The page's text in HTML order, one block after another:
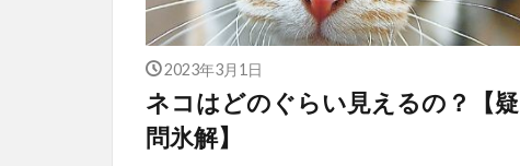
2023年3月1日
ネコはどのぐらい見えるの？【疑
問氷解】